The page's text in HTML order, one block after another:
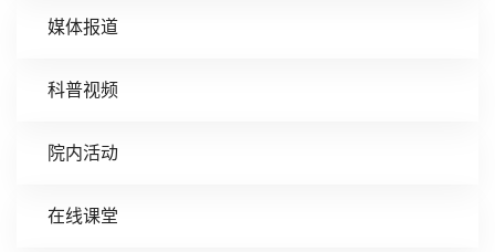
媒体报道
科普视频
院内活动
在线课堂